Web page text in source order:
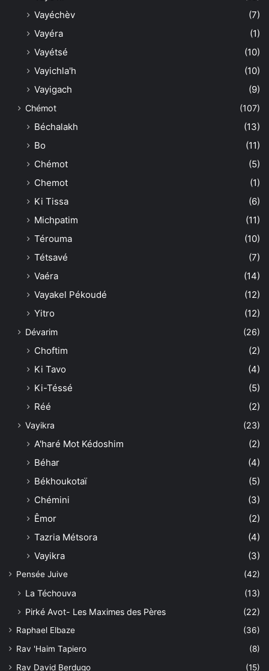
Vayéchèv
(7)
Vayéra
(1)
Vayétsé
(10)
Vayichla'h
(10)
Vayigach
(9)
Chémot (107)
Béchalakh
(13)
Bo
(11)
Chémot
(5)
Chemot
(1)
Ki Tissa
(6)
Michpatim
(11)
Térouma
(10)
Tétsavé
(7)
Vaéra
(14)
Vayakel Pékoudé
(12)
Yitro
(12)
Dévarim (26)
Choftim
(2)
Ki Tavo
(4)
Ki-Téssé
(5)
Réé
(2)
Vayikra (23)
A'haré Mot Kédoshim
(2)
Béhar
(4)
Békhoukotaï
(5)
Chémini
(3)
Êmor
(2)
Tazria Métsora
(4)
Vayikra
(3)
Pensée Juive (42)
La Téchouva
(13)
Pirké Avot- Les Maximes des Pères
(22)
Raphael Elbaze
(36)
Rav 'Haim Tapiero
(8)
Rav David Berdugo
(15)